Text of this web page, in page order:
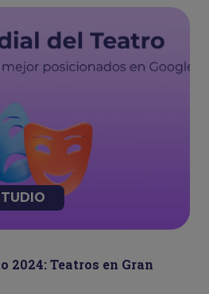
2024: Teatros en Gran